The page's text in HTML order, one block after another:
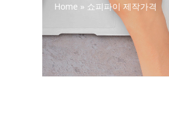
Home » 쇼피파이 제작가격